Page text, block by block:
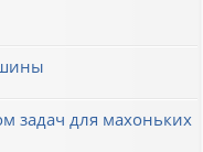
задач для махоньких